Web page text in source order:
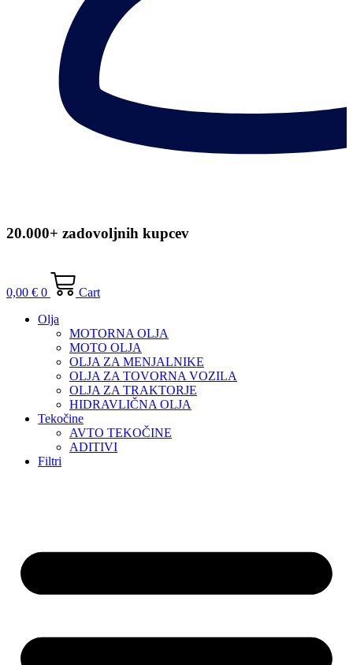
20.000+ zadovoljnih kupcev
0,00 € 0
Cart
Olja
MOTORNA OLJA
MOTO OLJA
OLJA ZA MENJALNIKE
OLJA ZA TOVORNA VOZILA
OLJA ZA TRAKTORJE
HIDRAVLIČNA OLJA
Tekočine
AVTO TEKOČINE
ADITIVI
Filtri